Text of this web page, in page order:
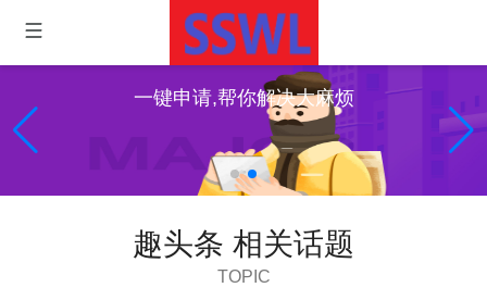
一键申请,帮你解决大麻烦
趣头条 相关话题
TOPIC